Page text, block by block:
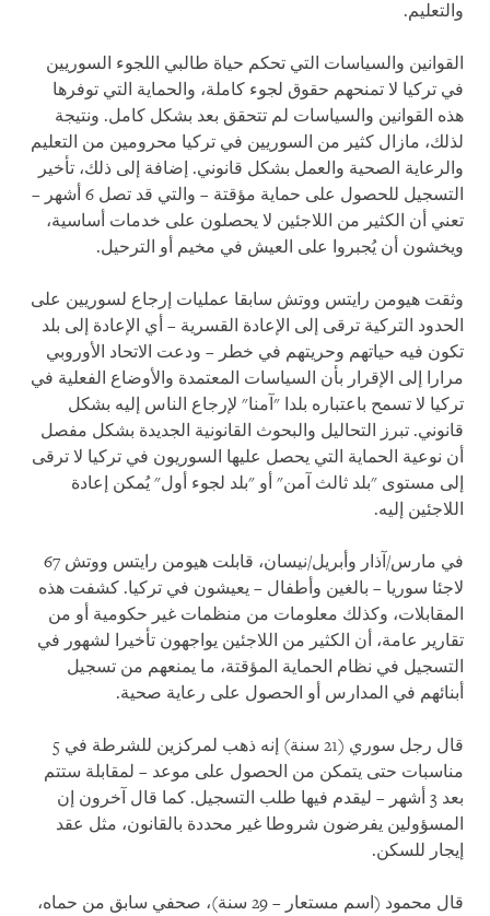
والتعليم.
القوانين والسياسات التي تحكم حياة طالبي اللجوء السوريين
في تركيا لا تمنحهم حقوق لجوء كاملة، والحماية التي توفرها
هذه القوانين والسياسات لم تتحقق بعد بشكل كامل. ونتيجة
لذلك، مازال كثير من السوريين في تركيا محرومين من التعليم
والرعاية الصحية والعمل بشكل قانوني. إضافة إلى ذلك، تأخير
التسجيل للحصول على حماية مؤقتة – والتي قد تصل 6 أشهر –
تعني أن الكثير من اللاجئين لا يحصلون على خدمات أساسية،
ويخشون أن يُجبروا على العيش في مخيم أو الترحيل.
وثقت هيومن رايتس ووتش سابقا عمليات إرجاع لسوريين على
الحدود التركية ترقى إلى الإعادة القسرية – أي الإعادة إلى بلد
تكون فيه حياتهم وحريتهم في خطر – ودعت الاتحاد الأوروبي
مرارا إلى الإقرار بأن السياسات المعتمدة والأوضاع الفعلية في
تركيا لا تسمح باعتباره بلدا "آمنا" لإرجاع الناس إليه بشكل
قانوني. تبرز التحاليل والبحوث القانونية الجديدة بشكل مفصل
أن نوعية الحماية التي يحصل عليها السوريون في تركيا لا ترقى
إلى مستوى "بلد ثالث آمن" أو "بلد لجوء أول" يُمكن إعادة
اللاجئين إليه.
في مارس/آذار وأبريل/نيسان، قابلت هيومن رايتس ووتش 67
لاجئا سوريا – بالغين وأطفال – يعيشون في تركيا. كشفت هذه
المقابلات، وكذلك معلومات من منظمات غير حكومية أو من
تقارير عامة، أن الكثير من اللاجئين يواجهون تأخيرا لشهور في
التسجيل في نظام الحماية المؤقتة، ما يمنعهم من تسجيل
أبنائهم في المدارس أو الحصول على رعاية صحية.
قال رجل سوري (21 سنة) إنه ذهب لمركزين للشرطة في 5
مناسبات حتى يتمكن من الحصول على موعد – لمقابلة ستتم
بعد 3 أشهر – ليقدم فيها طلب التسجيل. كما قال آخرون إن
المسؤولين يفرضون شروطا غير محددة بالقانون، مثل عقد
إيجار للسكن.
قال محمود (اسم مستعار – 29 سنة)، صحفي سابق من حماه،